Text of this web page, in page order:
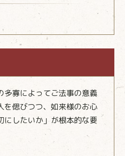
多寡によってご法事の意義
を偲びつつ、如来様のお心
にしたいか」が根本的な要